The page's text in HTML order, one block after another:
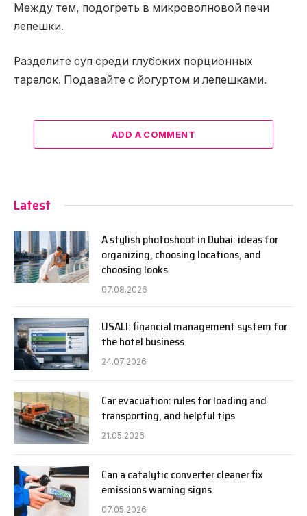
Между тем, подогреть в микроволновой печи
лепешки.
Разделите суп среди глубоких порционных
тарелок. Подавайте с йогуртом и лепешками.
ADD A COMMENT
Latest
A stylish photoshoot in Dubai: ideas for
organizing, choosing locations, and
choosing looks
07.08.2026
USALI: financial management system for
the hotel business
24.07.2026
Car evacuation: rules for loading and
transporting, and helpful tips
21.05.2026
Can a catalytic converter cleaner fix
emissions warning signs
07.05.2026